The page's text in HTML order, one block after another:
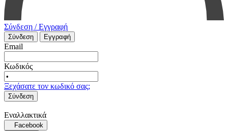
Σύνδεση / Εγγραφή
Σύνδεση Εγγραφή
Email
Κωδικός
Ξεχάσατε τον κωδικό σας;
Σύνδεση
Εναλλακτικά
Facebook